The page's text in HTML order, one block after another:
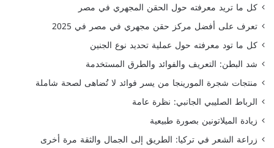
كل ما تريد معرفته حول الحقن المجهري في مصر
تعرف على أفضل مركز حقن مجهري في مصر في 2025
كل ما تود معرفته حول عملية تحديد نوع الجنين
شد البطن: التعريف والفوائد والطرق المستخدمة
منتجات شجرة المورينجا من يسر فوائد لا تُضاهى لصحة شاملة
الرباط الصليبي الجانبي: نظرة عامة
زيادة الميلاتونين بصورة طبيعية
زراعة الشعر في تركيا: الطريق إلى الجمال والثقة مرة أخرى